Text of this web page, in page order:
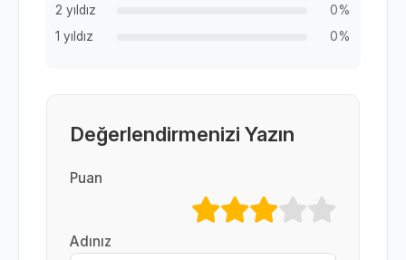
2 yıldız
0%
1 yıldız
0%
Değerlendirmenizi Yazın
Puan
Adınız